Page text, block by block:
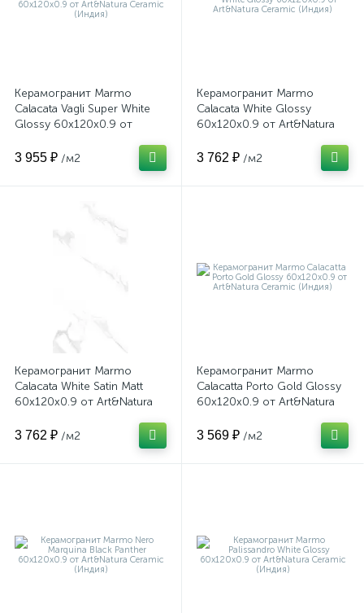
Керамогранит Marmo
Calacata Vagli Super White
Glossy 60x120x0.9 от
3 955 ₽ /м2
Керамогранит Marmo
Calacata White Glossy
60x120x0.9 от Art&Natura
3 762 ₽ /м2
Керамогранит Marmo
Calacata White Satin Matt
60x120x0.9 от Art&Natura
3 762 ₽ /м2
Керамогранит Marmo
Calacatta Porto Gold Glossy
60x120x0.9 от Art&Natura
3 569 ₽ /м2